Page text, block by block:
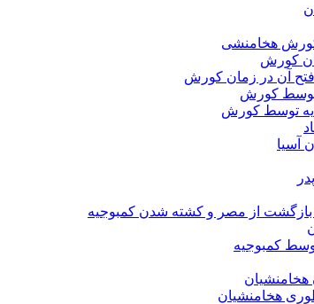
هخامنشی
کورش
فتح آن در زمان کورش
کورش
توسط کورش
آسیا
بازگشت از مصر و کشته شدن کمبوجیه
کمبوجیه
هخامنشیان
هخامنشیان